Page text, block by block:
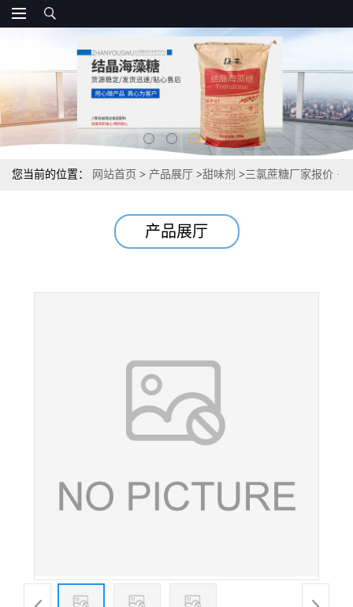
您当前的位置： 网站首页 > 产品展厅 >甜味剂 >三氯蔗糖厂家报价 ·
产品展厅